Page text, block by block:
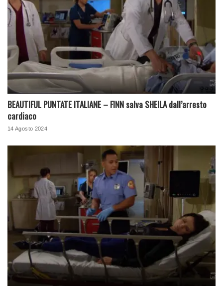
BEAUTIFUL PUNTATE ITALIANE – FINN salva SHEILA dall’arresto
cardiaco
14 Agosto 2024